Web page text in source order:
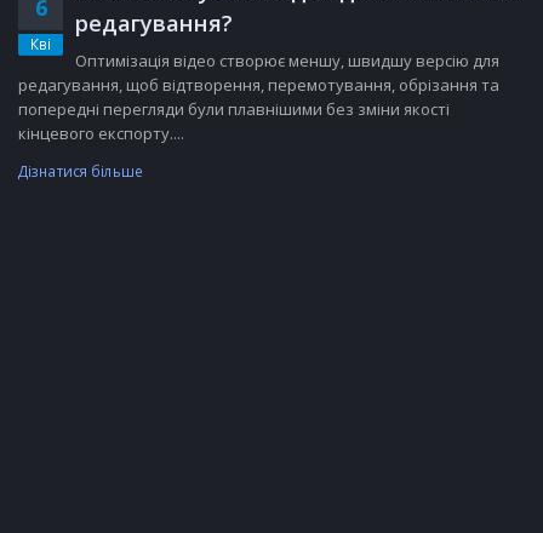
6
Кві
редагування?
Оптимізація відео створює меншу, швидшу версію для
редагування, щоб відтворення, перемотування, обрізання та
попередні перегляди були плавнішими без зміни якості
кінцевого експорту....
Дізнатися більше